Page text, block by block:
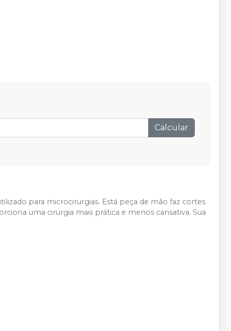
Calcular
para microcirurgias. Está peça de mão faz cortes
uma cirurgia mais prática e menos cansativa. Sua